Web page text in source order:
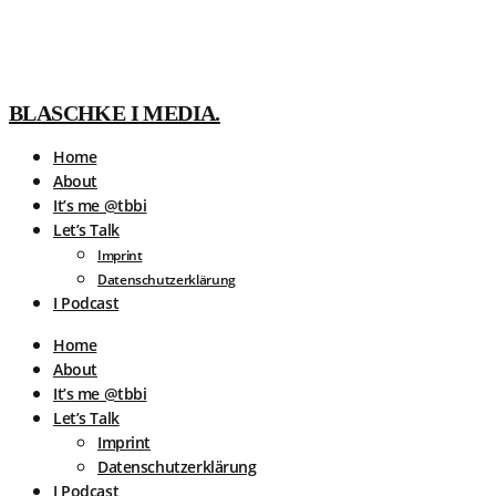
BLASCHKE I MEDIA.
Home
About
It’s me @tbbi
Let’s Talk
Imprint
Datenschutzerklärung
I Podcast
Home
About
It’s me @tbbi
Let’s Talk
Imprint
Datenschutzerklärung
I Podcast